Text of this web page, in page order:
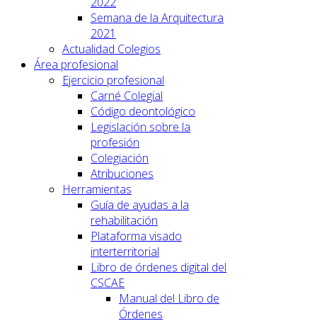
Semana de la Arquitectura
2021
Actualidad Colegios
Área profesional
Ejercicio profesional
Carné Colegial
Código deontológico
Legislación sobre la
profesión
Colegiación
Atribuciones
Herramientas
Guía de ayudas a la
rehabilitación
Plataforma visado
interterritorial
Libro de órdenes digital del
CSCAE
Manual del Libro de
Órdenes